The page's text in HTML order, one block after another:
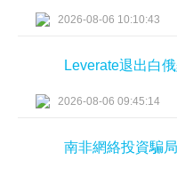
2026-08-06 10:10:43
Leverate退出白
2026-08-06 09:45:14
南非網絡投資騙